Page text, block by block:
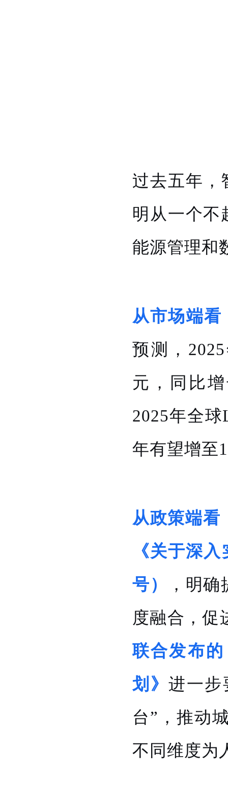
过去五年，
明从一个不
能源管理和
从市场端
预测，
元，同比
2025年全
年有望增至
从政策端看
《关于深
号）
，明
度融合，促
联合发布
划》进一步
台”，推动
不同维度为